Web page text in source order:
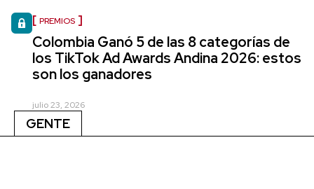
PREMIOS
Colombia Ganó 5 de las 8 categorías de
los TikTok Ad Awards Andina 2026: estos
son los ganadores
julio 23, 2026
GENTE